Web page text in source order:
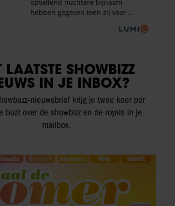
LAATSTE SHOWBIZZ
IN JE INBOX?
nieuwsbrief krijg je twee keer per
buzz over de showbizz en de royals in je
mailbox.